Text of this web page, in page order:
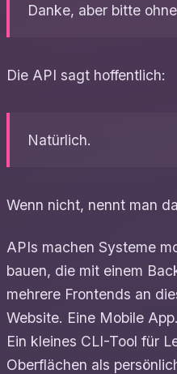
Danke, aber bitte
Die API sagt hoffentlich:
Natürlich.
Wenn nicht, nennt man
APIs machen Systeme
bauen, die mit einem
mehrere Frontends an
Website. Eine Mobile
Ein kleines CLI-Tool für
Oberflächen als